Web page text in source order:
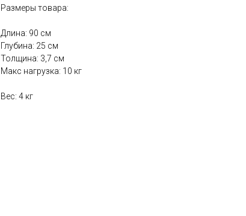
Размеры товара:
Длина: 90 см
Глубина: 25 см
Толщина: 3,7 см
Макс нагрузка: 10 кг
Вес: 4 кг